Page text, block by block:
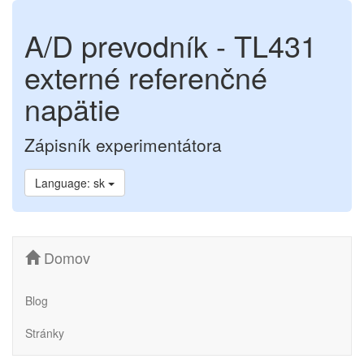
A/D prevodník - TL431
externé referenčné
napätie
Zápisník experimentátora
Language: sk
Domov
Blog
Stránky